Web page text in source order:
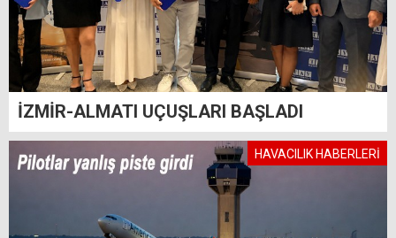
İZMİR-ALMATI UÇUŞLARI BAŞLADI
HAVACILIK HABERLERİ